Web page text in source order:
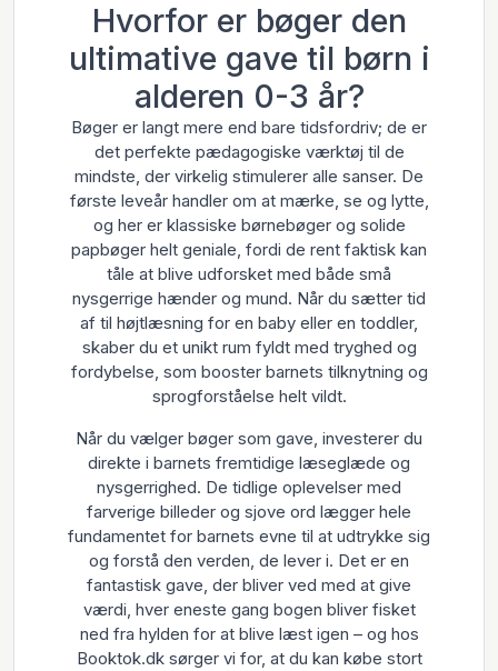
Hvorfor er bøger den
ultimative gave til børn i
alderen 0-3 år?
Bøger er langt mere end bare tidsfordriv; de er
det perfekte pædagogiske værktøj til de
mindste, der virkelig stimulerer alle sanser. De
første leveår handler om at mærke, se og lytte,
og her er klassiske børnebøger og solide
papbøger helt geniale, fordi de rent faktisk kan
tåle at blive udforsket med både små
nysgerrige hænder og mund. Når du sætter tid
af til højtlæsning for en baby eller en toddler,
skaber du et unikt rum fyldt med tryghed og
fordybelse, som booster barnets tilknytning og
sprogforståelse helt vildt.
Når du vælger bøger som gave, investerer du
direkte i barnets fremtidige læseglæde og
nysgerrighed. De tidlige oplevelser med
farverige billeder og sjove ord lægger hele
fundamentet for barnets evne til at udtrykke sig
og forstå den verden, de lever i. Det er en
fantastisk gave, der bliver ved med at give
værdi, hver eneste gang bogen bliver fisket
ned fra hylden for at blive læst igen – og hos
Booktok.dk sørger vi for, at du kan købe stort